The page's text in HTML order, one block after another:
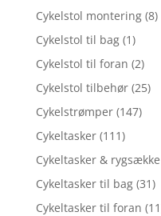
Cykelstol montering (8)
Cykelstol til bag (1)
Cykelstol til foran (2)
Cykelstol tilbehør (25)
Cykelstrømper (147)
Cykeltasker (111)
Cykeltasker & rygsække
Cykeltasker til bag (31)
Cykeltasker til foran